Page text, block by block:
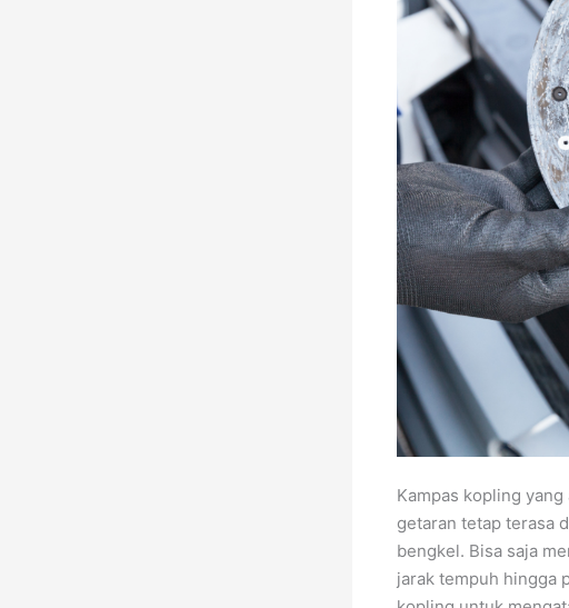
Kampas kopling
getaran tetap terasa
bengkel. Bisa saja
jarak tempuh hingga